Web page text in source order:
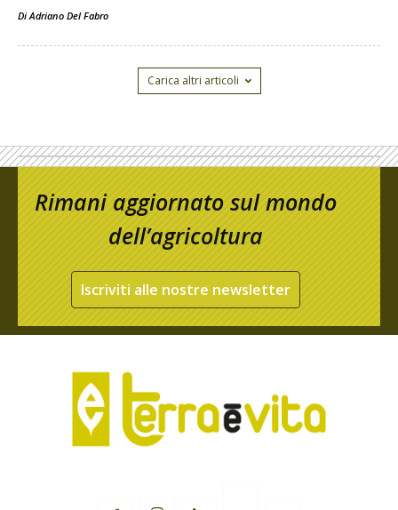
DiAdriano Del Fabro
Carica altri articoli
Rimani aggiornato sul mondo
dell’agricoltura
Iscriviti alle nostre newsletter